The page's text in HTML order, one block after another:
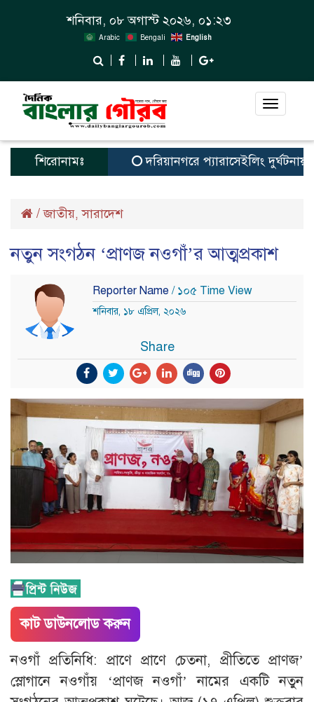
শনিবার, ০৮ অগাস্ট ২০২৬, ০১:২৩
Arabic Bengali English
Toggle
শিরোনামঃ দরিয়ানগরে প্যারাসেইলিং দুর্ঘটনায়
/জাতীয়,সারাদেশ
নতুন সংগঠন ‘প্রাণজ নওগাঁ’র আত্মপ্রকাশ
Reporter Name / ১০৫ Time View
শনিবার, ১৮ এপ্রিল, ২০২৬
Share
কাট ডাউনলোড করুন
নওগাঁ প্রতিনিধি: প্রাণে প্রাণে চেতনা, প্রীতিতে প্রাণজ’
স্লোগানে নওগাঁয় ‘প্রাণজ নওগাঁ’ নামের একটি নতুন